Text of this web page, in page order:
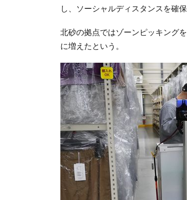
し、ソーシャルディスタンスを確
北砂の拠点ではゾーンピッキング
に増えたという。